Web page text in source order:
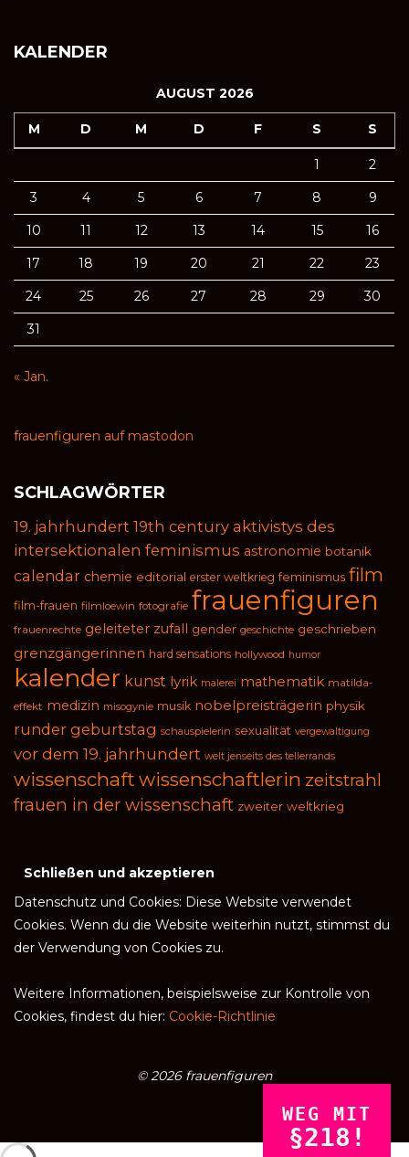
KALENDER
AUGUST 2026
M D M D F S S
1
2
3
4 5 6 7 8
9
10
11 12 13 14 15
16
17
18 19 20 21 22
23
24
25 26 27 28 29
30
31
« Jan.
frauenfiguren auf mastodon
SCHLAGWÖRTER
19. jahrhundert 19th century aktivistys des
intersektionalen feminismus astronomie botanik
calendar chemie editorial erster weltkrieg feminismus film
film-frauen filmloewin fotografie frauenfiguren
frauenrechte geleiteter zufall gender geschichte geschrieben
grenzgängerinnen hard sensations hollywood humor
kalender kunst lyrik malerei mathematik matilda-
effekt medizin misogynie musik nobelpreisträgerin physik
runder geburtstag schauspielerin sexualität vergewaltigung
vor dem 19. jahrhundert welt jenseits des tellerrands
wissenschaft wissenschaftlerin zeitstrahl
frauen in der wissenschaft zweiter weltkrieg
Datenschutz und Cookies: Diese Website verwendet
Cookies. Wenn du die Website weiterhin nutzt, stimmst du
der Verwendung von Cookies zu.
Weitere Informationen, beispielsweise zur Kontrolle von
Cookies, findest du hier: Cookie-Richtlinie
© 2026 frauenfiguren
WEG MIT
§218!